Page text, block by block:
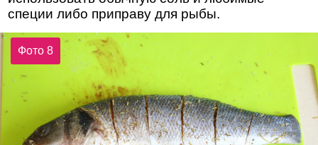
специи либо приправу для рыбы.
Фото 8